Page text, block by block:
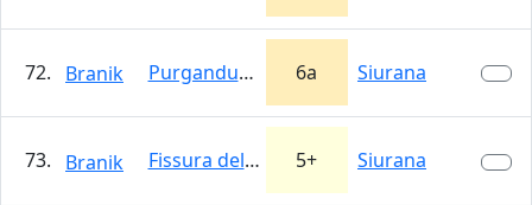
72. Branik Purgandus populus L1 6a Siurana
73. Branik Fissura del Cargol 5+ Siurana